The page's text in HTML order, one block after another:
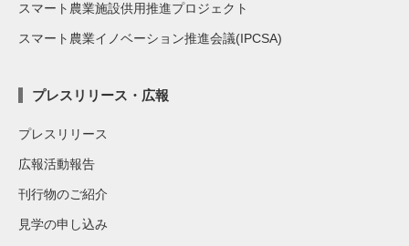
スマート農業施設供用推進プロジェクト
スマート農業イノベーション推進会議(IPCSA)
プレスリリース・広報
プレスリリース
広報活動報告
刊行物のご紹介
見学の申し込み